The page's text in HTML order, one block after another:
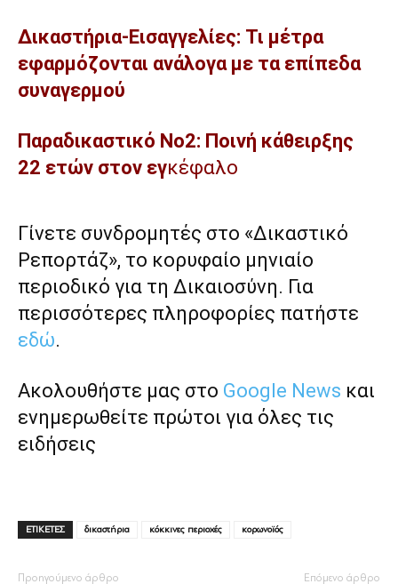
Δικαστήρια-Εισαγγελίες: Τι μέτρα
εφαρμόζονται ανάλογα με τα επίπεδα
συναγερμού
Παραδικαστικό Νο2: Ποινή κάθειρξης
22 ετών στον εγκέφαλο
Γίνετε συνδρομητές στο «Δικαστικό
Ρεπορτάζ», το κορυφαίο μηνιαίο
περιοδικό για τη Δικαιοσύνη. Για
περισσότερες πληροφορίες πατήστε
εδώ.
Ακολουθήστε μας στο Google News και
ενημερωθείτε πρώτοι για όλες τις
ειδήσεις
ΕΤΙΚΕΤΕΣ δικαστήρια κόκκινες περιοχές κορωνοϊός
Προηγούμενο άρθρο Επόμενο άρθρο